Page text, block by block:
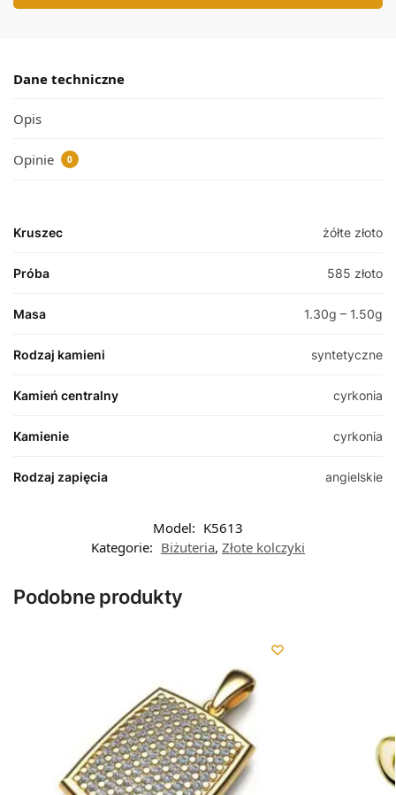
Dane techniczne
Opis
Opinie 0
Kruszec żółte złoto
Próba 585 złoto
Masa 1.30g – 1.50g
Rodzaj kamieni syntetyczne
Kamień centralny cyrkonia
Kamienie cyrkonia
Rodzaj zapięcia angielskie
Model: K5613
Kategorie: Biżuteria, Złote kolczyki
Podobne produkty